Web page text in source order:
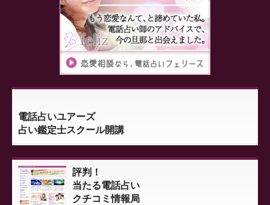
電話占いユアーズ
占い鑑定士スクール開講
評判！
当たる電話占い
クチコミ情報局